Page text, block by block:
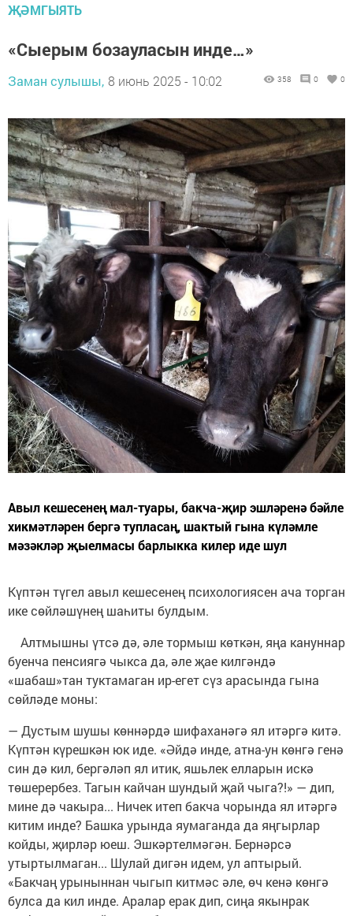
ҖӘМГЫЯТЬ
«Сыерым бозауласын инде…»
Заман сулышы, 8 июнь 2025 - 10:02 358 0 0
Авыл кешесенең мал-туары, бакча-җир эшләренә бәйле
хикмәтләрен бергә тупласаң, шактый гына күләмле
мәзәкләр җыелмасы барлыкка килер иде шул
Күптән түгел авыл кешесенең психологиясен ача торган
ике сөйләшүнең шаһиты булдым.
Алтмышны үтсә дә, әле тормыш көткән, яңа кануннар
буенча пенсиягә чыкса да, әле җае килгәндә
«шабаш»тан туктамаган ир-егет сүз арасында гына
сөйләде моны:
— Дустым шушы көннәрдә шифаханәгә ял итәргә китә.
Күптән күрешкән юк иде. «Әйдә инде, атна-ун көнгә генә
син дә кил, бергәләп ял итик, яшьлек елларын искә
төшерербез. Тагын кайчан шундый җай чыга?!» — дип,
мине дә чакыра... Ничек итеп бакча чорында ял итәргә
китим инде? Башка урында яумаганда да яңгырлар
койды, җирләр юеш. Эшкәртелмәгән. Бернәрсә
утыртылмаган... Шулай дигән идем, ул аптырый.
«Бакчаң урыныннан чыгып китмәс әле, өч кенә көнгә
булса да кил инде. Аралар ерак дип, сиңа якынрак